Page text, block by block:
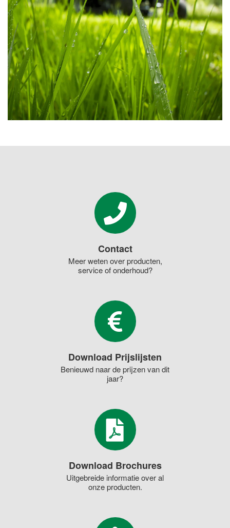
Contact
Meer weten over producten,
service of onderhoud?
Download Prijslijsten
Benieuwd naar de prijzen van dit
jaar?
Download Brochures
Uitgebreide informatie over al
onze producten.